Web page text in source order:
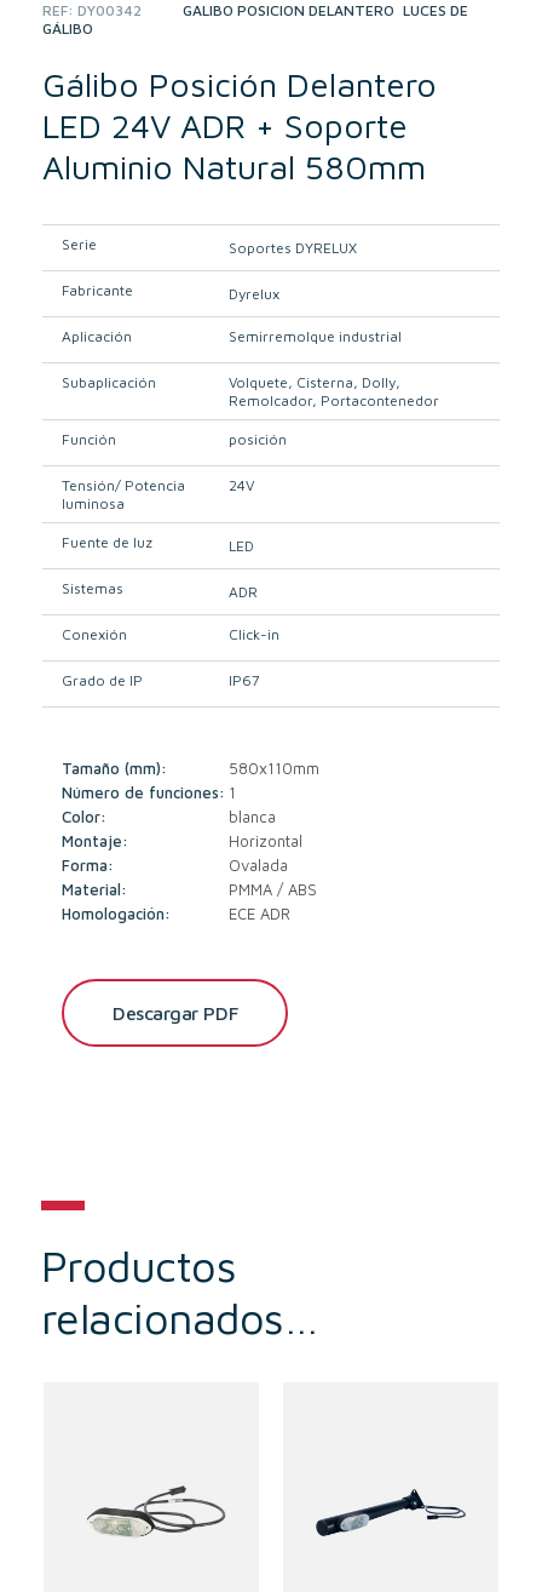
REF:DY00342
CATEGORIES:GÁLIBO POSICIÓN DELANTERO ,LUCES DE
GÁLIBO
Gálibo Posición Delantero
LED 24V ADR + Soporte
Aluminio Natural 580mm
Serie Soportes DYRELUX
Fabricante Dyrelux
Aplicación Semirremolque industrial
Subaplicación Volquete Cisterna Dolly
Remolcador Portacontenedor
Función posición
Tensión/ Potencia
luminosa
24V
Fuente de luz LED
Sistemas ADR
Conexión Click-in
Grado de IP IP67
Tamaño (mm):
580x110mm
Número de funciones: 1
Color:
blanca
Montaje:
Horizontal
Forma:
Ovalada
Material:
PMMA / ABS
Homologación:
ECE ADR
Descargar PDF
Productos
relacionados…